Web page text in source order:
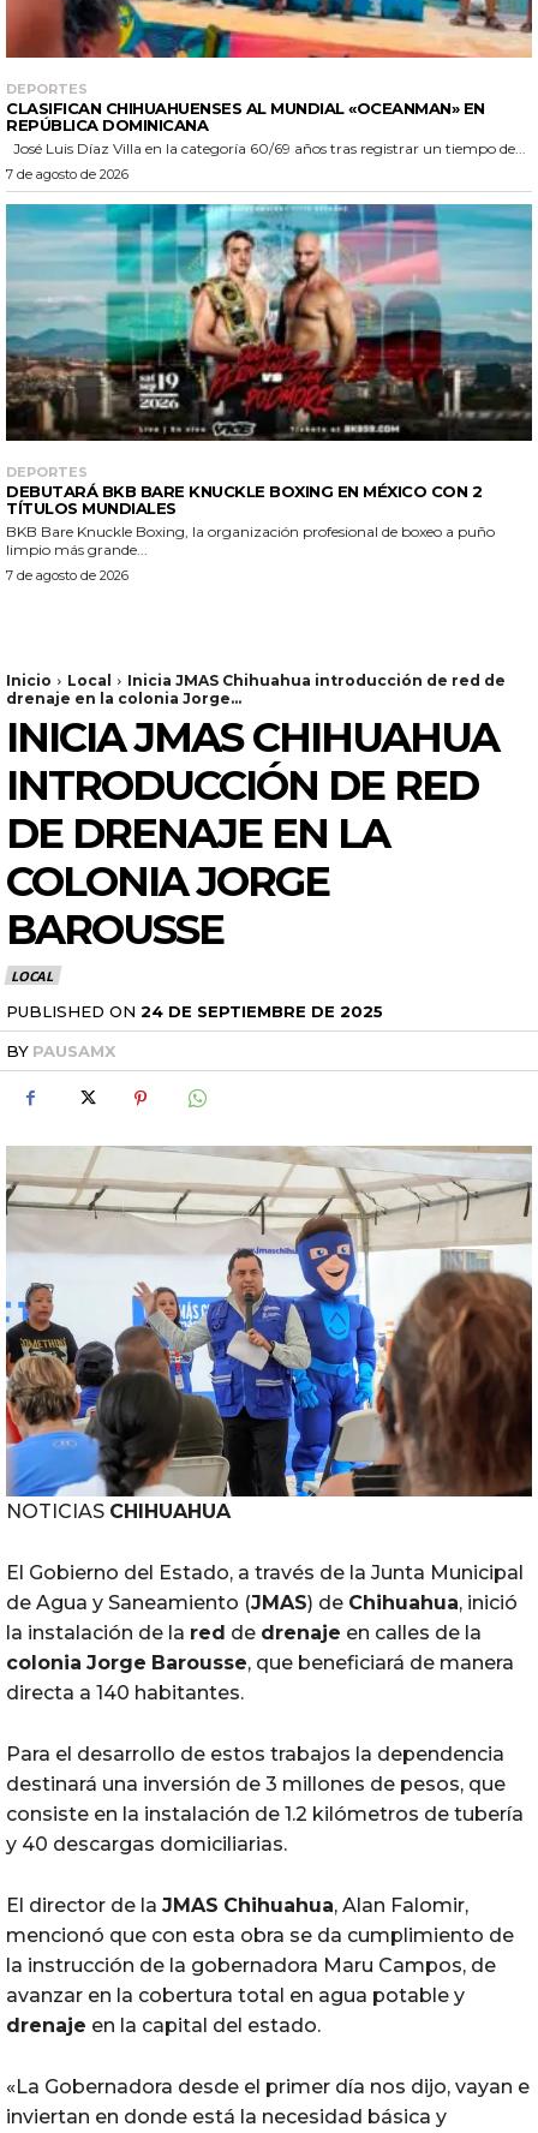
DEPORTES
CLASIFICAN CHIHUAHUENSES AL MUNDIAL «OCEANMAN» EN
REPÚBLICA DOMINICANA
José Luis Díaz Villa en la categoría 60/69 años tras registrar un tiempo de...
7 de agosto de 2026
DEPORTES
DEBUTARÁ BKB BARE KNUCKLE BOXING EN MÉXICO CON 2
TÍTULOS MUNDIALES
BKB Bare Knuckle Boxing, la organización profesional de boxeo a puño
limpio más grande...
7 de agosto de 2026